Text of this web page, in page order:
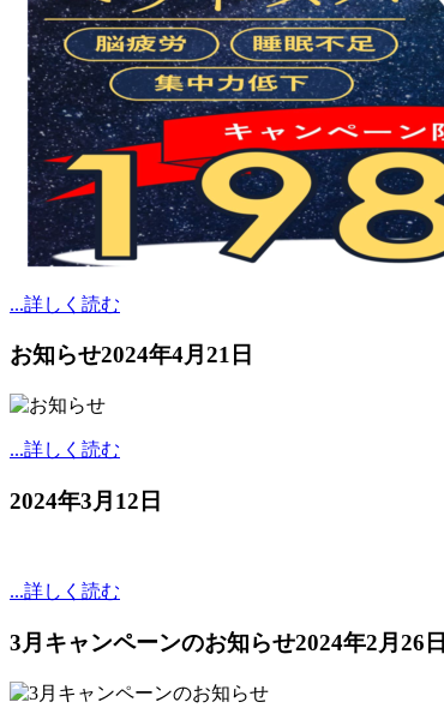
...詳しく読む
お知らせ2024年4月21日
...詳しく読む
2024年3月12日
...詳しく読む
3月キャンペーンのお知らせ2024年2月26日